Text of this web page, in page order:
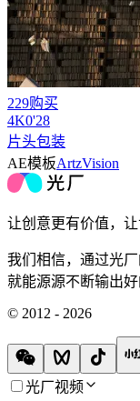
229购买
4K0'28
片头包装
AE模板ArtzVision
让创意更有价值，
我们相信，通过光
就能源源不断输出
© 2012 - 2026
光厂视频